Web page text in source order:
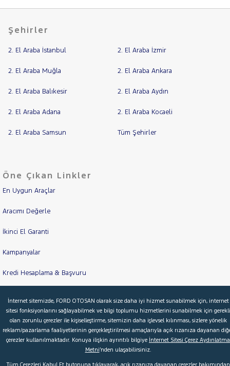
Şehirler
2. El Araba İstanbul 2. El Araba İzmir
2. El Araba Muğla 2. El Araba Ankara
2. El Araba Balıkesir 2. El Araba Aydın
2. El Araba Adana 2. El Araba Kocaeli
2. El Araba Samsun Tüm Şehirler
Öne Çıkan Linkler
En Uygun Araçlar
Aracımı Değerle
İkinci El Garanti
Kampanyalar
Kredi Hesaplama & Başvuru
© 2026 Ford Türkiye Ford Kurumsal Hakkımızda
Şartlar & Kişisel Verilerin Korunması S.S.S. Faydalı Bağlantılar
Çerez Tercihleri
İnternet sitemizde, FORD OTOSAN olarak size daha iyi hizmet sunabilmek için, internet
sitesi fonksiyonlarını sağlayabilmek ve bilgi toplumu hizmetlerini sunabilmek için gerekli
olan zorunlu çerezler ile kişiselleştirme, sitemizin daha işlevsel kılınması, sizlere yönelik
reklam/pazarlama faaliyetlerinin gerçekleştirilmesi amaçlarıyla açık rızanıza dayanan
çerezler kullanılmaktadır. Konuya ilişkin ayrıntılı bilgiye İnternet Sitesi Çerez Aydınlatma
Metni’nden ulaşabilirsiniz.